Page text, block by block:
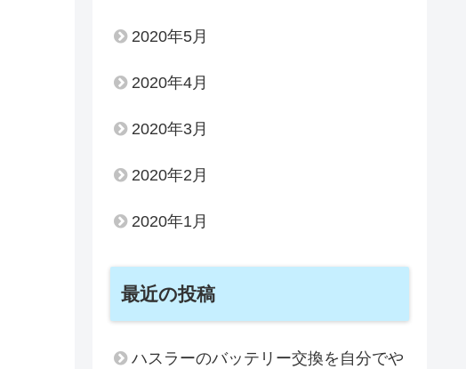
2020年5月
2020年4月
2020年3月
2020年2月
2020年1月
最近の投稿
ハスラーのバッテリー交換を自分でや